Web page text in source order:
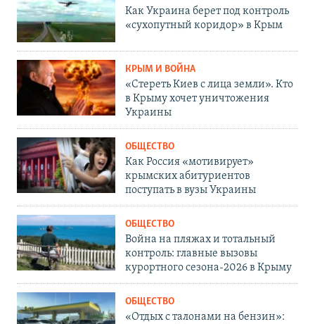
Как Украина берет под контроль
«сухопутный коридор» в Крым
КРЫМ И ВОЙНА
«Стереть Киев с лица земли». Кто
в Крыму хочет уничтожения
Украины
ОБЩЕСТВО
Как Россия «мотивирует»
крымских абитуриентов
поступать в вузы Украины
ОБЩЕСТВО
Война на пляжах и тотальный
контроль: главные вызовы
курортного сезона-2026 в Крыму
ОБЩЕСТВО
«Отдых с талонами на бензин»: